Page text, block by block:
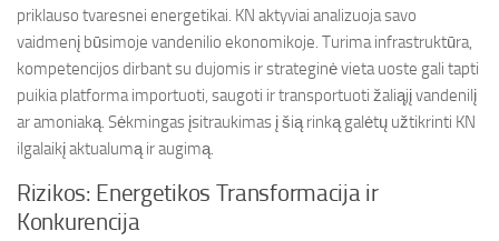
priklauso tvaresnei energetikai. KN aktyviai analizuoja savo
vaidmenį būsimoje vandenilio ekonomikoje. Turima infrastruktūra,
kompetencijos dirbant su dujomis ir strateginė vieta uoste gali tapti
puikia platforma importuoti, saugoti ir transportuoti žaliąjį vandenilį
ar amoniaką. Sėkmingas įsitraukimas į šią rinką galėtų užtikrinti KN
ilgalaikį aktualumą ir augimą.
Rizikos: Energetikos Transformacija ir
Konkurencija